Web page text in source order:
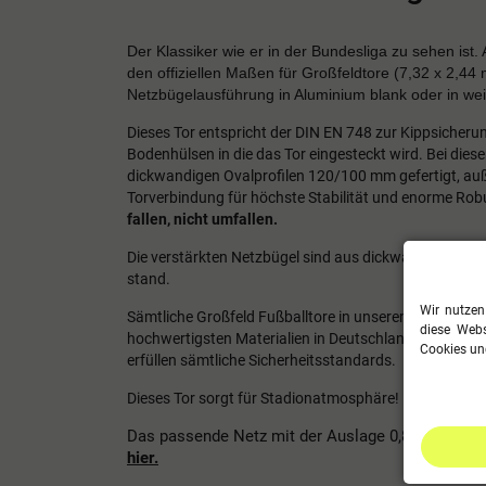
Der Klassiker wie er in der Bundesliga zu sehen
den offiziellen Maßen für Großfeldtore (7,32 x 2,44
Netzbügelausführung in Aluminium blank oder in
Dieses Tor entspricht der DIN EN 748 zur
Bodenhülsen in die das Tor eingesteckt wird. Bei
dickwandigen Ovalprofilen 120/100 mm gefertigt,
Torverbindung für höchste Stabilität und enorme
fallen, nicht umfallen.
Die verstärkten Netzbügel sind aus dickwandigen
stand.
Sämtliche Großfeld Fußballtore in unserem
hochwertigsten Materialien in Deutschland
erfüllen sämtliche Sicherheitsstandards.
Dieses Tor sorgt für Stadionatmosphäre!
Das passende Netz mit der Auslage 0,80 x 1,50 m
hier.
Wir
diese
Cookies